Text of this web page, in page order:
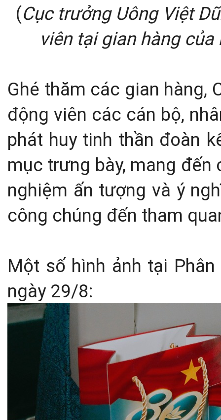
(Cục trưởng Uông Việt
viên tại gian hàng
Ghé thăm các gian hàng,
động viên các cán bộ,
phát huy tinh thần đoàn
mục trưng bày, mang
nghiệm ấn tượng và ý
công chúng đến tham
Một số hình ảnh tại
ngày 29/8: